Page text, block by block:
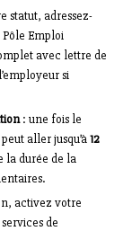
statut, adressez-
Emploi
avec lettre de
si
: une fois le
aller jusqu’à12
la durée de la
activez votre
de